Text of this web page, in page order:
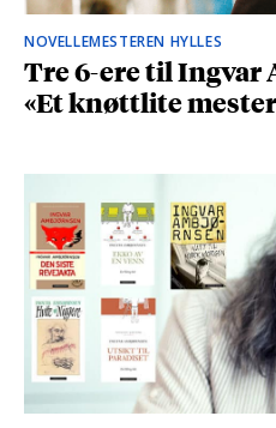
NOVELLEMESTEREN HYLLES
Tre 6-ere til Ingvar
«Et knøttlite